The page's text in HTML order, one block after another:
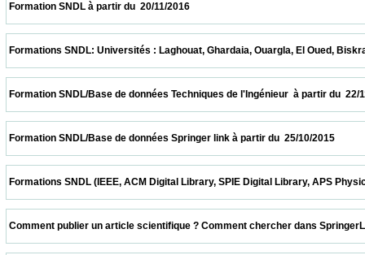
Formation SNDL à partir du  20/11/2016
Formations SNDL: Universités : Laghouat, Ghardaia, Ouargla, El
Formation SNDL/Base de données Techniques de l'Ingénieur  à
Formation SNDL/Base de données Springer link à partir du  25/
Formations SNDL (IEEE, ACM Digital Library, SPIE Digital Library,
Comment publier un article scientifique ? Comment chercher dans